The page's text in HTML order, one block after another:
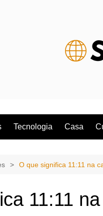
Tecnologia Casa
O que significa 11:11 na
11:11